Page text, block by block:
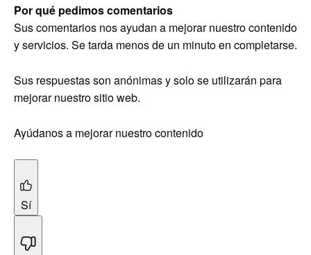
Por qué pedimos comentarios
Sus comentarios nos ayudan a mejorar nuestro contenido
y servicios. Se tarda menos de un minuto en completarse.
Sus respuestas son anónimas y solo se utilizarán para
mejorar nuestro sitio web.
Ayúdanos a mejorar nuestro contenido
Sí